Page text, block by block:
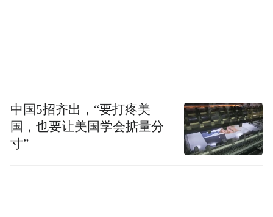
中国5招齐出，“要打疼美
国，也要让美国学会掂量分
寸”